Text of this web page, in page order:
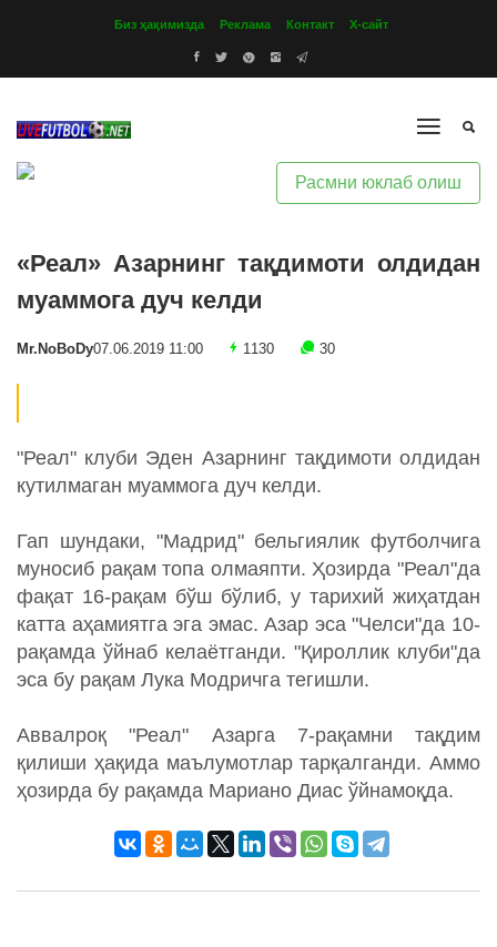
Биз ҳақимизда Реклама Контакт Х-сайт
Расмни юклаб олиш
«Реал» Азарнинг тақдимоти олдидан
муаммога дуч келди
Mr.NoBoDy07.06.2019 11:00 1130 30
"Реал" клуби Эден Азарнинг тақдимоти олдидан
кутилмаган муаммога дуч келди.
Гап шундаки, "Мадрид" бельгиялик футболчига
муносиб рақам топа олмаяпти. Ҳозирда "Реал"да
фақат 16-рақам бўш бўлиб, у тарихий жиҳатдан
катта аҳамиятга эга эмас. Азар эса "Челси"да 10-
рақамда ўйнаб келаётганди. "Қироллик клуби"да
эса бу рақам Лука Модричга тегишли.
Аввалроқ "Реал" Азарга 7-рақамни тақдим
қилиши ҳақида маълумотлар тарқалганди. Аммо
ҳозирда бу рақамда Мариано Диас ўйнамоқда.